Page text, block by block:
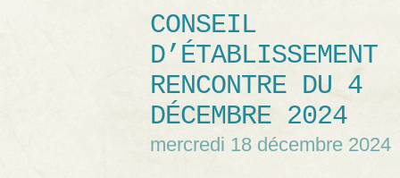
CONSEIL
D’ÉTABLISSEMENT
RENCONTRE DU 4
DÉCEMBRE 2024
mercredi 18 décembre 2024